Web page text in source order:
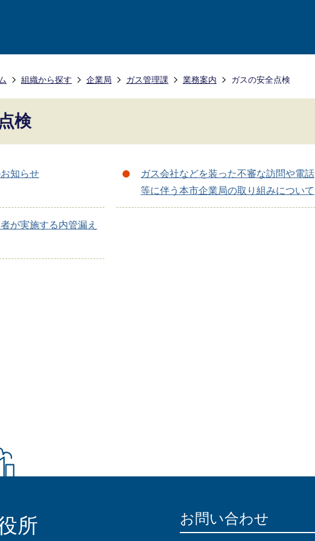
組織から探す 企業局 ガス管理課 業務案内 ガスの安全点検
検
知らせ
ガス会社などを装った不審な訪問や電話
等に伴う本市企業局の取り組みについて
が実施する内管漏え
所 お問い合わせ